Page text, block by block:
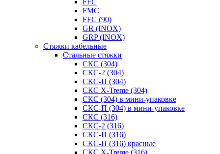
FFC
FMC
FFC (90)
GR (INOX)
GRP (INOX)
Cтяжки кабельные
Стальные стяжки
СКС (304)
СКС-2 (304)
СКС-П (304)
СКС X-Treme (304)
СКС (304) в мини-упаковке
СКС-П (304) в мини-упаковке
СКС (316)
СКС-2 (316)
СКС-П (316)
СКС-П (316) красные
СКС X-Treme (316)